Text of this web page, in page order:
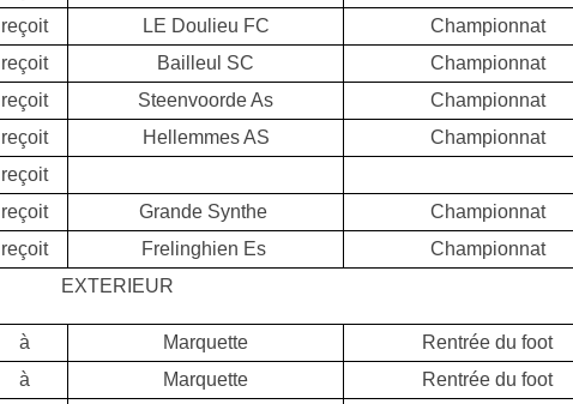
reçoit LE Doulieu FC
Championnat
reçoit Bailleul SC
Championnat
reçoit Steenvoorde As
Championnat
reçoit Hellemmes AS
Championnat
reçoit
reçoit Grande Synthe
Championnat
reçoit Frelinghien Es
Championnat
EXTERIEUR
à Marquette
Rentrée du foot
à Marquette
Rentrée du foot